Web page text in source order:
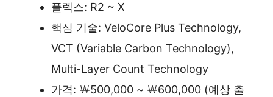
플렉스: R2 ~ X
핵심 기술: VeloCore Plus Technology,
VCT (Variable Carbon Technology),
Multi-Layer Count Technology
가격: ￦500,000 ~ ￦600,000 (예상 출